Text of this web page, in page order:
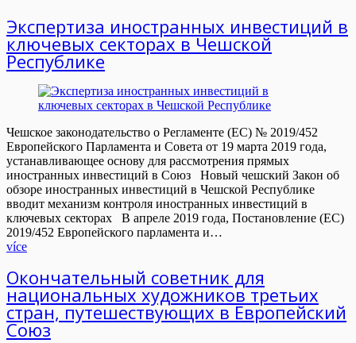
Экспертиза иностранных инвестиций в
ключевых секторах в Чешской
Республике
Чешское законодательство о Регламенте (ЕС) № 2019/452
Европейского Парламента и Совета от 19 марта 2019 года,
устанавливающее основу для рассмотрения прямых
иностранных инвестиций в Союз Новый чешский Закон об
обзоре иностранных инвестиций в Чешской Республике
вводит механизм контроля иностранных инвестиций в
ключевых секторах В апреле 2019 года, Постановление (ЕС)
2019/452 Европейского парламента и…
více
Окончательный советник для
национальных художников третьих
стран, путешествующих в Европейский
Союз